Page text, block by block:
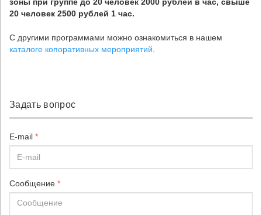
20 человек 2500 рублей 1 час.
С другими программами можно ознакомиться в нашем
каталоге копоративных мероприятий
Задать вопрос
E-mail *
Сообщение *